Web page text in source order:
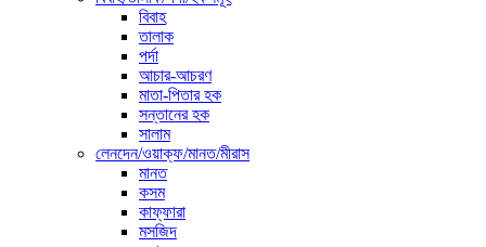
বিবাহ
তালাক
পর্দা
আচার-আচরণ
মাতা-পিতার হক
সন্তানের হক
সালাম
লেনদেন/ওয়াক্ফ/মানত/মীরাস
মানত
কসম
কাফ্ফারা
মসজিদ